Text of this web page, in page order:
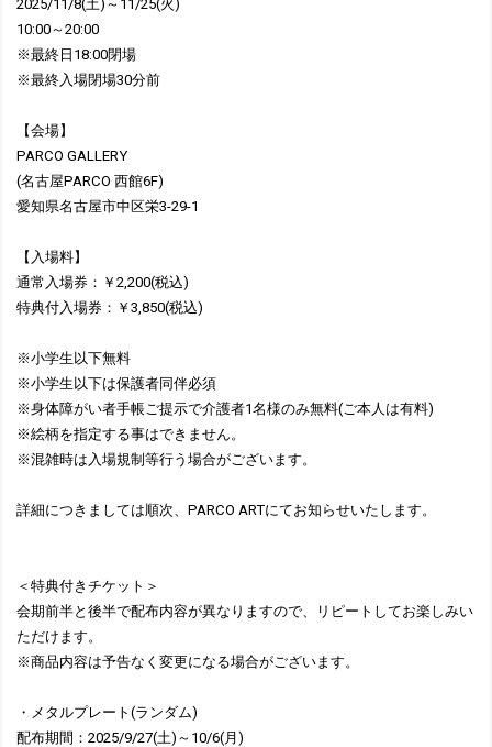
2025/11/8(土)～11/25(火)
10:00～20:00
※最終日18:00閉場
※最終入場閉場30分前
【会場】
PARCO GALLERY
(名古屋PARCO 西館6F)
愛知県名古屋市中区栄3-29-1
【入場料】
通常入場券：￥2,200(税込)
特典付入場券：￥3,850(税込)
※小学生以下無料
※小学生以下は保護者同伴必須
※身体障がい者手帳ご提示で介護者1名様のみ無料(ご本人は有料)
※絵柄を指定する事はできません。
※混雑時は入場規制等行う場合がございます。
詳細につきましては順次、PARCO ARTにてお知らせいたします。
＜特典付きチケット＞
会期前半と後半で配布内容が異なりますので、リピートしてお楽しみい
ただけます。
※商品内容は予告なく変更になる場合がございます。
・メタルプレート(ランダム)
配布期間：2025/9/27(土)～10/6(月)